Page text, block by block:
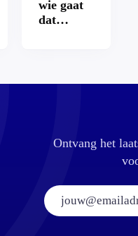
wie gaat
dat
Ontvang het